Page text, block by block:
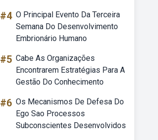
#4 O Principal Evento Da Terceira
Semana Do Desenvolvimento
Embrionário Humano
#5 Cabe As Organizações
Encontrarem Estratégias Para A
Gestão Do Conhecimento
#6 Os Mecanismos De Defesa Do
Ego Sao Processos
Subconscientes Desenvolvidos